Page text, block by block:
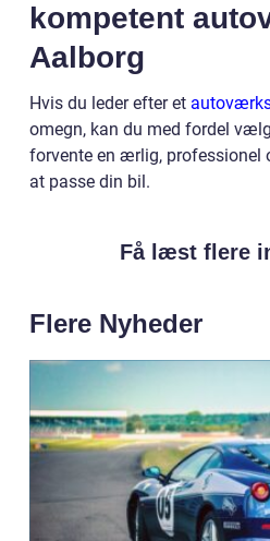
kompetent
Aalborg
Hvis du leder efter et
omegn, kan du med fordel
forvente en ærlig, professionel
at passe din bil.
Få læst flere
Flere Nyheder